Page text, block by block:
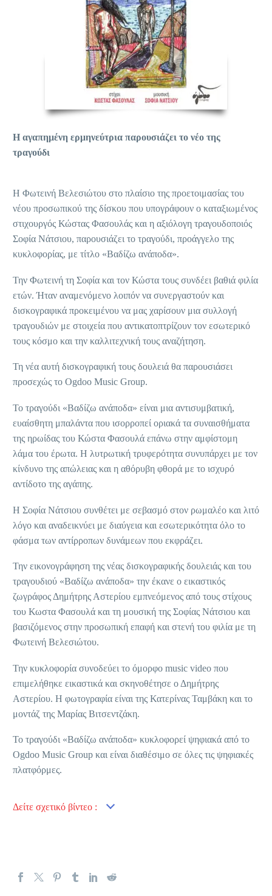
Η αγαπημένη ερμηνεύτρια παρουσιάζει το νέο της
τραγούδι
Η Φωτεινή Βελεσιώτου στο πλαίσιο της προετοιμασίας του
νέου προσωπικού της δίσκου που υπογράφουν ο καταξιωμένος
στιχουργός Κώστας Φασουλάς και η αξιόλογη τραγουδοποιός
Σοφία Νάτσιου, παρουσιάζει το τραγούδι, προάγγελο της
κυκλοφορίας, με τίτλο «Βαδίζω ανάποδα».
Την Φωτεινή τη Σοφία και τον Κώστα τους συνδέει βαθιά φιλία
ετών. Ήταν αναμενόμενο λοιπόν να συνεργαστούν και
δισκογραφικά προκειμένου να μας χαρίσουν μια συλλογή
τραγουδιών με στοιχεία που αντικατοπτρίζουν τον εσωτερικό
τους κόσμο και την καλλιτεχνική τους αναζήτηση.
Τη νέα αυτή δισκογραφική τους δουλειά θα παρουσιάσει
προσεχώς το Ogdoo Music Group.
Το τραγούδι «Βαδίζω ανάποδα» είναι μια αντισυμβατική,
ευαίσθητη μπαλάντα που ισορροπεί οριακά τα συναισθήματα
της ηρωίδας του Κώστα Φασουλά επάνω στην αμφίστομη
λάμα του έρωτα. Η λυτρωτική τρυφερότητα συνυπάρχει με τον
κίνδυνο της απώλειας και η αθόρυβη φθορά με το ισχυρό
αντίδοτο της αγάπης.
Η Σοφία Νάτσιου συνθέτει με σεβασμό στον ρωμαλέο και λιτό
λόγο και αναδεικνύει με διαύγεια και εσωτερικότητα όλο το
φάσμα των αντίρροπων δυνάμεων που εκφράζει.
Την εικονογράφηση της νέας δισκογραφικής δουλειάς και του
τραγουδιού «Βαδίζω ανάποδα» την έκανε ο εικαστικός
ζωγράφος Δημήτρης Αστερίου εμπνεόμενος από τους στίχους
του Κωστα Φασουλά και τη μουσική της Σοφίας Νάτσιου και
βασιζόμενος στην προσωπική επαφή και στενή του φιλία με τη
Φωτεινή Βελεσιώτου.
Την κυκλοφορία συνοδεύει το όμορφο music video που
επιμελήθηκε εικαστικά και σκηνοθέτησε ο Δημήτρης
Αστερίου. Η φωτογραφία είναι της Κατερίνας Ταμβάκη και το
μοντάζ της Μαρίας Βιτσεντζάκη.
Το τραγούδι «Βαδίζω ανάποδα» κυκλοφορεί ψηφιακά από το
Ogdoo Music Group και είναι διαθέσιμο σε όλες τις ψηφιακές
πλατφόρμες.
Δείτε σχετικό βίντεο :